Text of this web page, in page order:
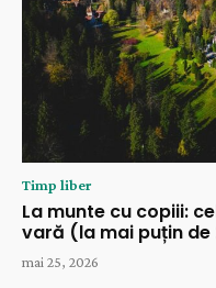
Timp liber
La munte cu copiii:
vară (la mai puțin
mai 25, 2026